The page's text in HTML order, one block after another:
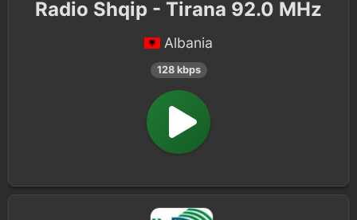
Radio Shqip - Tirana 92.0 MHz
Albania
128 kbps